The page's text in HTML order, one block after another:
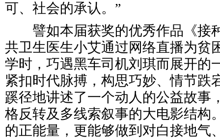
可、社会的承认。”
譬如本届获奖的优秀作品《接
共卫生医生小艾通过网络直播为贫
学时，巧遇黑车司机刘琪而展开的
紧扣时代脉搏，构思巧妙、情节跌
蹊径地讲述了一个动人的公益故事
格反转及多线索叙事的大电影结构
的正能量，更能够做到对白接地气